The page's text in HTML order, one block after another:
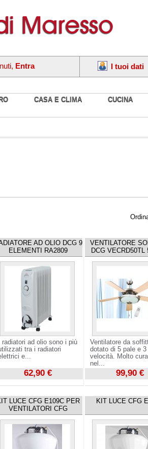
CASA E CLIMA CUCINA
I tuoi dati
Entra
AD OLIO DCG 9
ELEMENTI RA2809
I radiatori ad olio sono i più
tra i radiatori
e...
62,90 €
VENTILATORE
DCG VECRD50TL
Ventilatore da
dotato di 5 pale e 3
velocità. Molto
nel...
99,90 €
LUCE CFG E109C PER
VENTILATORI CFG
KIT LUCE CFG